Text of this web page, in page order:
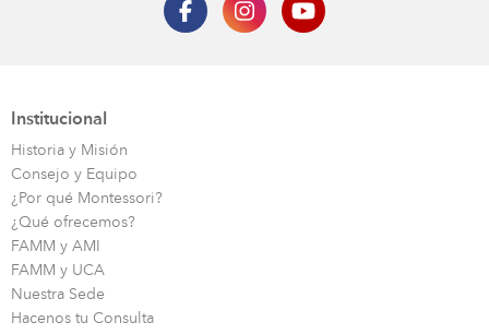
Institucional
Historia y Misión
Consejo y Equipo
¿Por qué Montessori?
¿Qué ofrecemos?
FAMM y AMI
FAMM y UCA
Nuestra Sede
Hacenos tu Consulta